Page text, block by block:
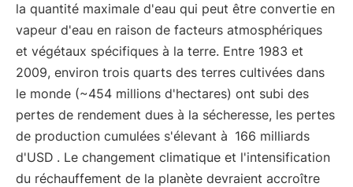
la quantité maximale d'eau qui peut être convertie en
vapeur d'eau en raison de facteurs atmosphériques
et végétaux spécifiques à la terre. Entre 1983 et
2009, environ trois quarts des terres cultivées dans
le monde (~454 millions d'hectares) ont subi des
pertes de rendement dues à la sécheresse, les pertes
de production cumulées s'élevant à 166 milliards
d'USD . Le changement climatique et l'intensification
du réchauffement de la planète devraient accroître